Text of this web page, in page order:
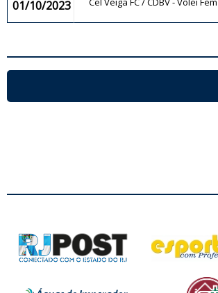
01/10/2023